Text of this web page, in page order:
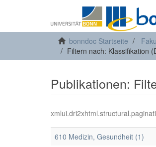
bonndoc Startseite
Filtern nach: Klassifikation
Publikationen:
610 Medizin, Gesundheit (1)